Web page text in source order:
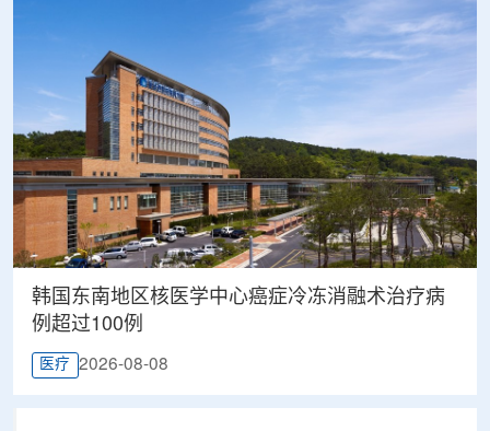
韩国东南地区核医学中心癌症冷冻消融术治疗病
例超过100例
医疗 2026-08-08